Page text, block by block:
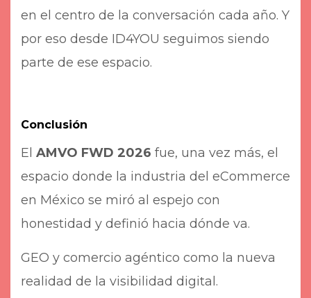
en el centro de la conversación cada año. Y
por eso desde ID4YOU seguimos siendo
parte de ese espacio.
Conclusión
El AMVO FWD 2026 fue, una vez más, el
espacio donde la industria del eCommerce
en México se miró al espejo con
honestidad y definió hacia dónde va.
GEO y comercio agéntico como la nueva
realidad de la visibilidad digital.